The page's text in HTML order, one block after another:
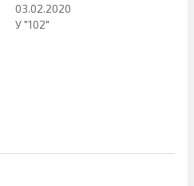
03.02.2020
У "102"